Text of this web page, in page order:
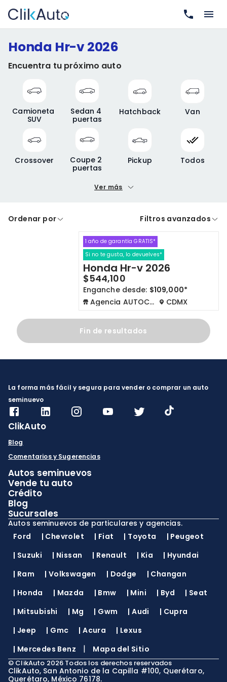
Honda Hr-v 2026
Encuentra tu próximo auto
Camioneta
SUV
Sedan 4
puertas
Hatchback Van
Crossover
Coupe 2
puertas
Pickup Todos
Precio máximo
A crédito De contado
Cdmx y Edo Mex Querétaro
Ver más
Ordenar por Filtros avanzados
1 año de garantía GRATIS*
Si no te gusta, lo devuelves*
Honda Hr-v 2026
$544,100
Enganche desde: $109,000*
Agencia AUTOCOM
CDMX
Fin de resultados
La forma más fácil y segura para vender o comprar un auto
seminuevo
ClikAuto
Blog
Comentarios y Sugerencias
Autos seminuevos
Vende tu auto
Crédito
Blog
Sucursales
Autos seminuevos de particulares y agencias.
Ford
| Chevrolet | Fiat | Toyota | Peugeot
| Suzuki | Nissan | Renault | Kia | Hyundai
| Ram | Volkswagen | Dodge | Changan
| Honda | Mazda | Bmw | Mini | Byd | Seat
| Mitsubishi | Mg | Gwm |Audi | Cupra
| Jeep | Gmc |Acura | Lexus
| Mercedes Benz | Mapa del Sitio
© ClikAuto 2026 Todos los derechos reservados
ClikAuto, San Antonio de la Capilla #100, Querétaro,
Querétaro, México 76178.